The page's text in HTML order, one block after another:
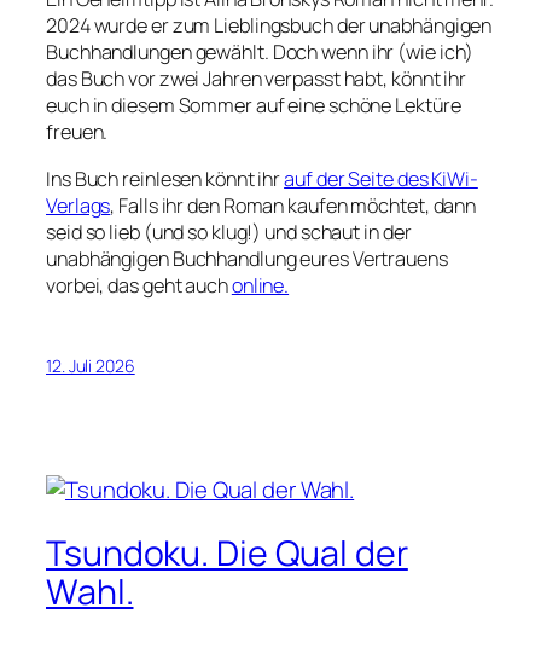
2024 wurde er zum Lieblingsbuch der unabhängigen
Buchhandlungengewählt. Doch wenn ihr (wie ich)
das Buch vor zwei Jahren verpasst habt, könnt ihr
euch in diesem Sommer auf eine schöne Lektüre
freuen.
Ins Buch reinlesen könnt ihrauf der Seite des KiWi-
Verlags, Falls ihr den Roman kaufen möchtet, dann
seid so lieb (und so klug!) und schaut in der
unabhängigen Buchhandlung eures Vertrauens
vorbei, das geht auchonline.
12. Juli 2026
Tsundoku. Die Qual der
Wahl.